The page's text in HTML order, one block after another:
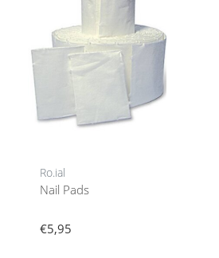
Ro.ial
Nail Pads
€5,95